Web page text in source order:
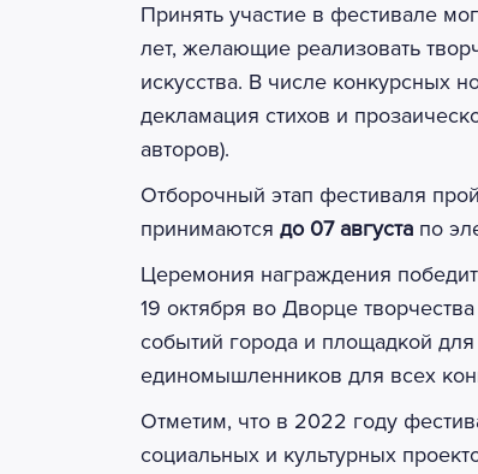
Принять участие в фестивале
лет, желающие реализовать
искусства. В числе конкурсных
декламация стихов и
авторов).
Отборочный этап фестиваля
принимаются до 07 августа по
Церемония награждения
19 октября во Дворце
событий города и площадкой
единомышленников для всех
Отметим, что в 2022 году
социальных и культурных